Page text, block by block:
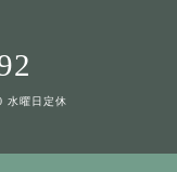
水曜日定休